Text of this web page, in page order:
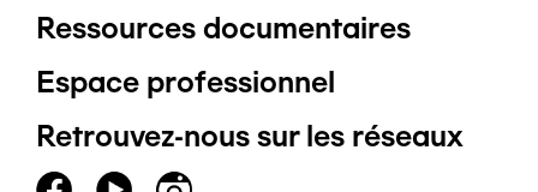
Pied
de
page
Ressources documentaires
Espace professionnel
Retrouvez-nous sur les réseaux